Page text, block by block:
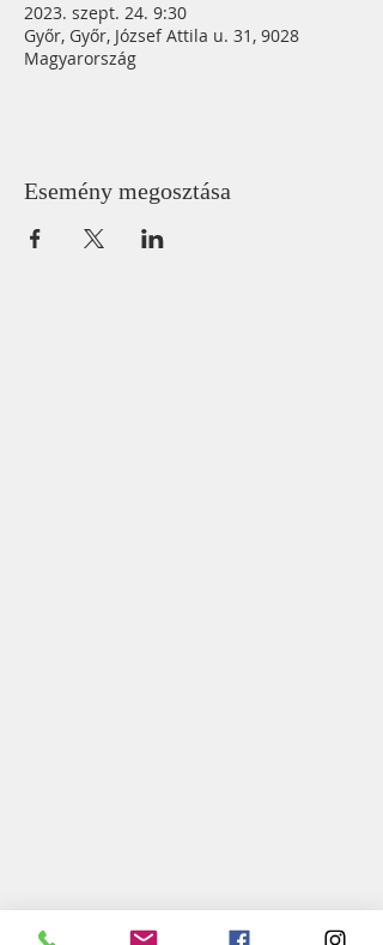
2023. szept. 24. 9:30
Győr, Győr, József Attila u. 31, 9028
Magyarország
Esemény megosztása